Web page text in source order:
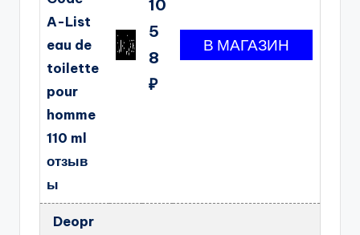
A-List
eau de
toilette
pour
homme
110 ml
отзыв
ы
10
5
8
₽
Deopr